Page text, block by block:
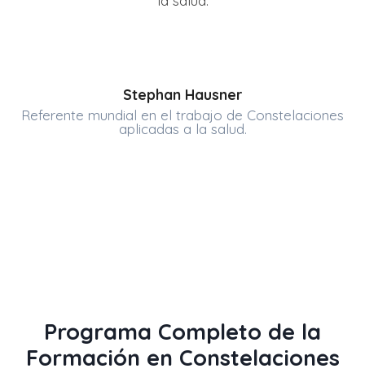
Stephan Hausner
Referente mundial en el trabajo de Constelaciones
aplicadas a la salud.
Programa Completo de la
Formación en Constelaciones